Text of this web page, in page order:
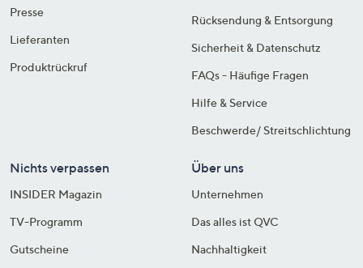
Presse
Lieferanten
Produktrückruf
Rücksendung & Entsorgung
Sicherheit & Datenschutz
FAQs - Häufige Fragen
Hilfe & Service
Beschwerde/ Streitschlichtung
Nichts verpassen
INSIDER Magazin
TV-Programm
Gutscheine
Über uns
Unternehmen
Das alles ist QVC
Nachhaltigkeit